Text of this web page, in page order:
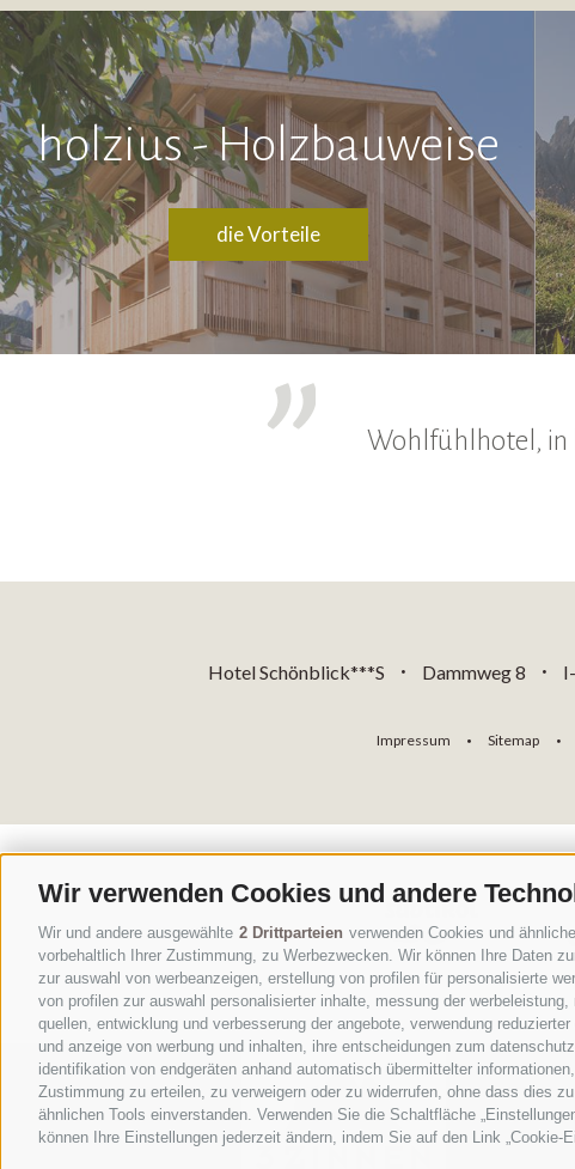
Wir verwenden Cookies und andere
Wir und andere ausgewählte 2 Drittparteien verwenden Cookies und
vorbehaltlich Ihrer Zustimmung, zu Werbezwecken. Wir können Ihre Daten
zur auswahl von werbeanzeigen, erstellung von profilen für personalisierte
von profilen zur auswahl personalisierter inhalte, messung der
quellen, entwicklung und verbesserung der angebote, verwendung
und anzeige von werbung und inhalten, ihre entscheidungen zum
identifikation von endgeräten anhand automatisch übermittelter
Zustimmung zu erteilen, zu verweigern oder zu widerrufen, ohne dass dies
ähnlichen Tools einverstanden. Verwenden Sie die Schaltfläche
können Ihre Einstellungen jederzeit ändern, indem Sie auf den Link
holzius - Holzbauweise
die Vorteile
Wohlfühlhotel, in
Hotel Schönblick***S • Dammweg 8 •
Impressum • Sitemap •